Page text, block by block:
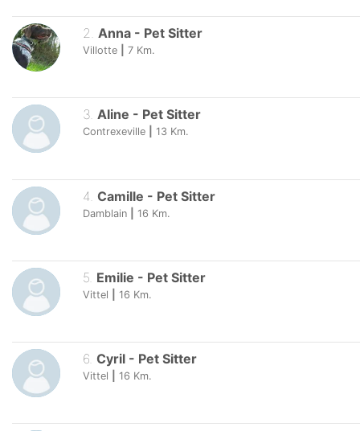
2. Anna - Pet Sitter
Villotte 7 Km.
3. Aline - Pet Sitter
Contrexeville 13 Km.
4 Camille - Pet Sitter
Damblain 16 Km.
5 Emilie - Pet Sitter
Vittel 16 Km.
6. Cyril - Pet Sitter
Vittel 16 Km.